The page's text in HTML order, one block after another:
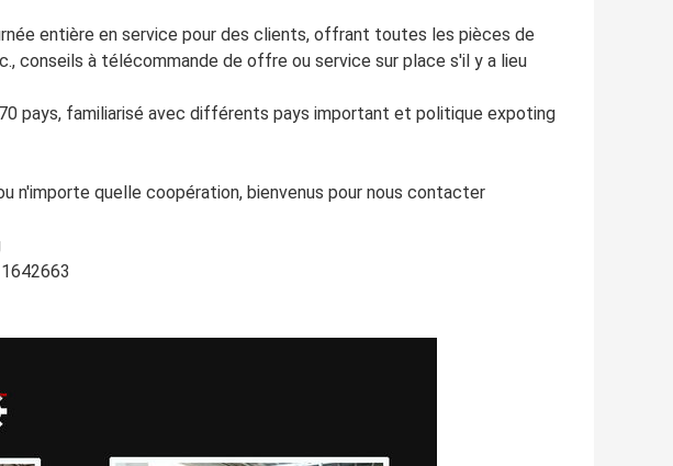
entière en service pour des clients, offrant toutes les pièces de
conseils à télécommande de offre ou service sur place s'il y a lieu
pays, familiarisé avec différents pays important et politique expoting
n'importe quelle coopération, bienvenus pour nous contacter